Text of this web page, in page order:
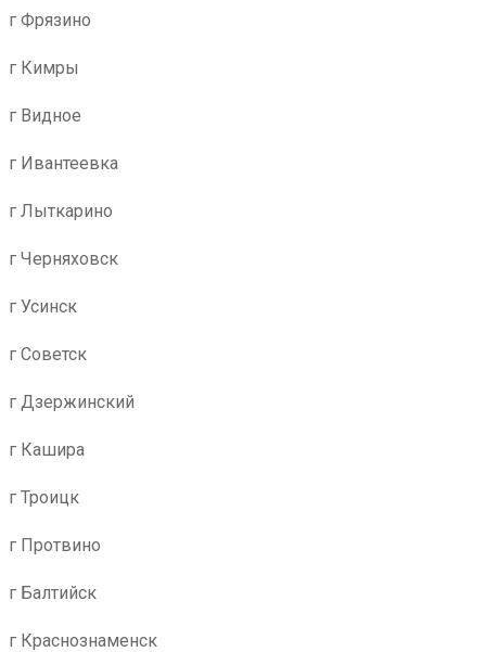
г Фрязино
г Кимры
г Видное
г Ивантеевка
г Лыткарино
г Черняховск
г Усинск
г Советск
г Дзержинский
г Кашира
г Троицк
г Протвино
г Балтийск
г Краснознаменск